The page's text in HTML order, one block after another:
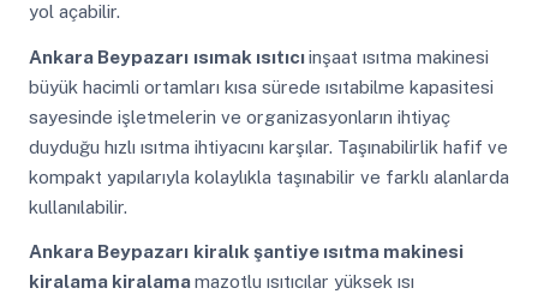
yol açabilir.
Ankara Beypazarı ısımak ısıtıcıinşaat ısıtma makinesi
büyük hacimli ortamları kısa sürede ısıtabilme kapasitesi
sayesinde işletmelerin ve organizasyonların ihtiyaç
duyduğu hızlı ısıtma ihtiyacını karşılar. Taşınabilirlik hafif ve
kompakt yapılarıyla kolaylıkla taşınabilir ve farklı alanlarda
kullanılabilir.
Ankara Beypazarı kiralık şantiye ısıtma makinesi
kiralama kiralamamazotlu ısıtıcılar yüksek ısı